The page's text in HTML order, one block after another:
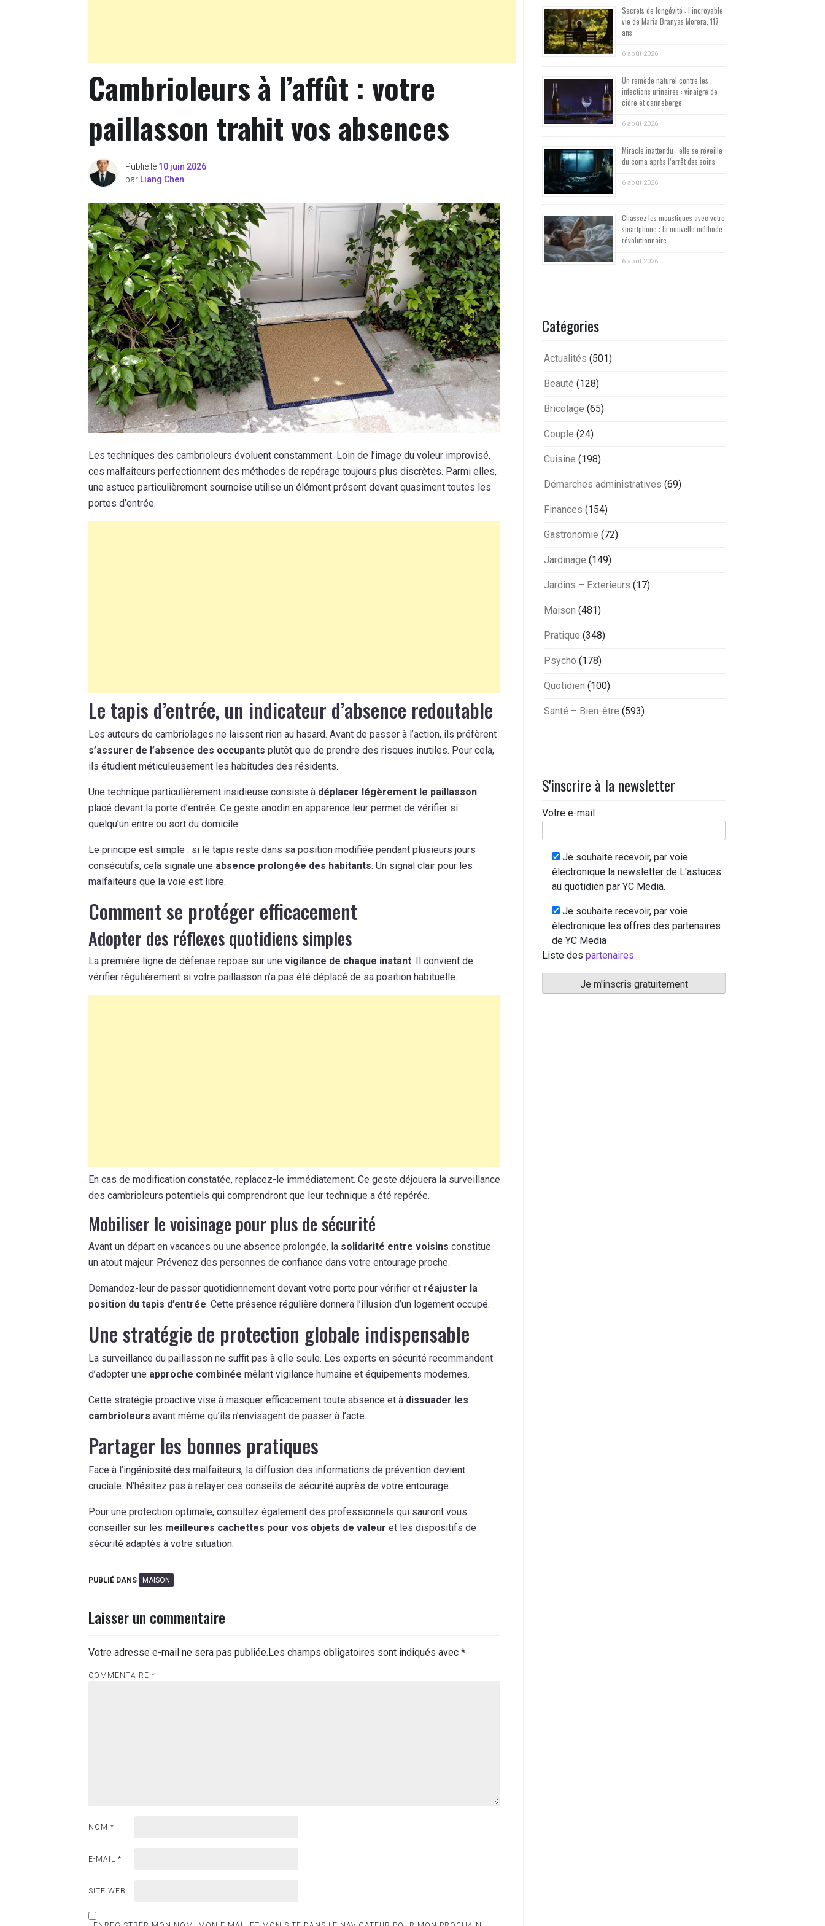
Cambrioleurs à l’affût : votre
paillasson trahit vos absences
Publié le 10 juin 2026
par Liang Chen
Les techniques des cambrioleurs évoluent constamment. Loin de l’image du voleur improvisé,
ces malfaiteurs perfectionnent des méthodes de repérage toujours plus discrètes. Parmi elles,
une astuce particulièrement sournoise utilise un élément présent devant quasiment toutes les
portes d’entrée.
Le tapis d’entrée, un indicateur d’absence redoutable
Les auteurs de cambriolages ne laissent rien au hasard. Avant de passer à l’action, ils préfèrent
s’assurer de l’absence des occupants plutôt que de prendre des risques inutiles. Pour cela,
ils étudient méticuleusement les habitudes des résidents.
Une technique particulièrement insidieuse consiste à déplacer légèrement le paillasson
placé devant la porte d’entrée. Ce geste anodin en apparence leur permet de vérifier si
quelqu’un entre ou sort du domicile.
Le principe est simple : si le tapis reste dans sa position modifiée pendant plusieurs jours
consécutifs, cela signale une absence prolongée des habitants. Un signal clair pour les
malfaiteurs que la voie est libre.
Comment se protéger efficacement
Adopter des réflexes quotidiens simples
La première ligne de défense repose sur une vigilance de chaque instant. Il convient de
vérifier régulièrement si votre paillasson n’a pas été déplacé de sa position habituelle.
En cas de modification constatée, replacez-le immédiatement. Ce geste déjouera la surveillance
des cambrioleurs potentiels qui comprendront que leur technique a été repérée.
Mobiliser le voisinage pour plus de sécurité
Avant un départ en vacances ou une absence prolongée, la solidarité entre voisins constitue
un atout majeur. Prévenez des personnes de confiance dans votre entourage proche.
Demandez-leur de passer quotidiennement devant votre porte pour vérifier et réajuster la
position du tapis d’entrée. Cette présence régulière donnera l’illusion d’un logement occupé.
Une stratégie de protection globale indispensable
La surveillance du paillasson ne suffit pas à elle seule. Les experts en sécurité recommandent
d’adopter une approche combinée mêlant vigilance humaine et équipements modernes.
Cette stratégie proactive vise à masquer efficacement toute absence et à dissuader les
cambrioleurs avant même qu’ils n’envisagent de passer à l’acte.
Partager les bonnes pratiques
Face à l’ingéniosité des malfaiteurs, la diffusion des informations de prévention devient
cruciale. N’hésitez pas à relayer ces conseils de sécurité auprès de votre entourage.
Pour une protection optimale, consultez également des professionnels qui sauront vous
conseiller sur les meilleures cachettes pour vos objets de valeur et les dispositifs de
sécurité adaptés à votre situation.
PUBLIÉ DANS MAISON
Laisser un commentaire
Votre adresse e-mail ne sera pas publiée. Les champs obligatoires sont indiqués avec *
COMMENTAIRE *
NOM *
E-MAIL *
SITE WEB
Secrets de longévité : l’incroyable
vie de Maria Branyas Morera, 117
ans
6 août 2026
Un remède naturel contre les
infections urinaires : vinaigre de
cidre et canneberge
6 août 2026
Miracle inattendu : elle se réveille
du coma après l’arrêt des soins
6 août 2026
Chassez les moustiques avec votre
smartphone : la nouvelle méthode
révolutionnaire
6 août 2026
Catégories
Actualités (501)
Beauté (128)
Bricolage (65)
Couple (24)
Cuisine (198)
Démarches administratives (69)
Finances (154)
Gastronomie (72)
Jardinage (149)
Jardins – Exterieurs (17)
Maison (481)
Pratique (348)
Psycho (178)
Quotidien (100)
Santé – Bien-être (593)
S'inscrire à la newsletter
Votre e-mail
Je souhaite recevoir, par voie
électronique la newsletter de L'astuces
au quotidien par YC Media.
Je souhaite recevoir, par voie
électronique les offres des partenaires
de YC Media
Liste des partenaires